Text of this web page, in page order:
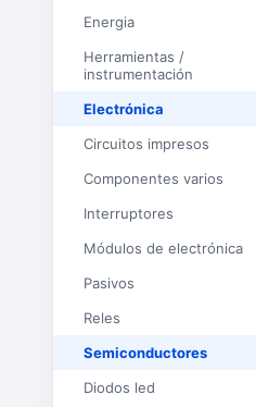
Energia
Herramientas /
instrumentación
Electrónica
Circuitos impresos
Componentes varios
Interruptores
Módulos de electrónica
Pasivos
Reles
Semiconductores
Diodos led